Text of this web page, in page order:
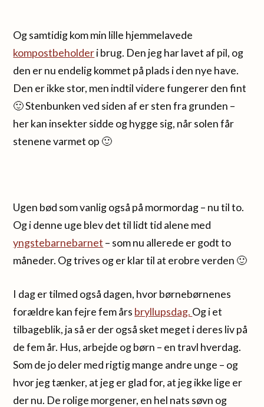
Og samtidig kom min lille hjemmelavede
kompostbeholderi brug. Den jeg har lavet af pil, og
den er nu endelig kommet på plads i den nye have.
Den er ikke stor, men indtil videre fungerer den fint
🙂 Stenbunken ved siden af er sten fra grunden –
her kan insekter sidde og hygge sig, når solen får
stenene varmet op 🙂
Ugen bød som vanlig også på mormordag – nu til to.
Og i denne uge blev det til lidt tid alene med
yngstebarnebarnet – som nu allerede er godt to
måneder. Og trives og er klar til at erobre verden 🙂
I dag er tilmed også dagen, hvor børnebørnenes
forældre kan fejre fem års bryllupsdag. Og i et
tilbageblik, ja så er der også sket meget i deres liv på
de fem år. Hus, arbejde og børn – en travl hverdag.
Som de jo deler med rigtig mange andre unge – og
hvor jeg tænker, at jeg er glad for, at jeg ikke lige er
der nu. De rolige morgener, en hel nats søvn og